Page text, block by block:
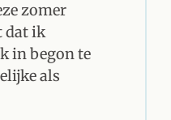
zomer
dat ik
in begon te
als